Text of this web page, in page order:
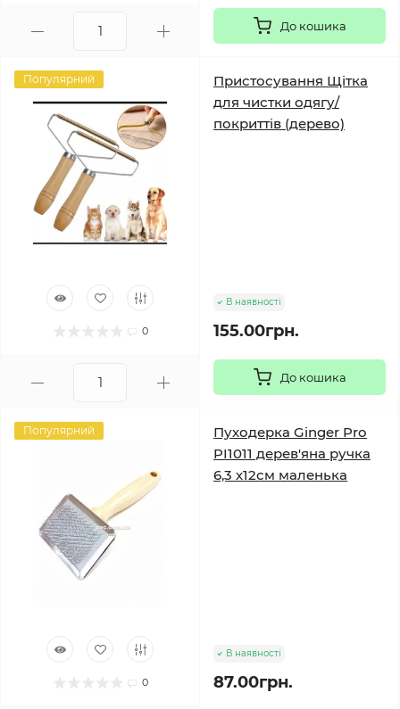
До кошика
Популярний
0
Пристосування Щітка
для чистки одягу/
покриттів (дерево)
В наявності
155.00грн.
До кошика
Популярний
0
Пуходерка Ginger Pro
PI1011 дерев'яна ручка
6,3 х12см маленька
В наявності
87.00грн.